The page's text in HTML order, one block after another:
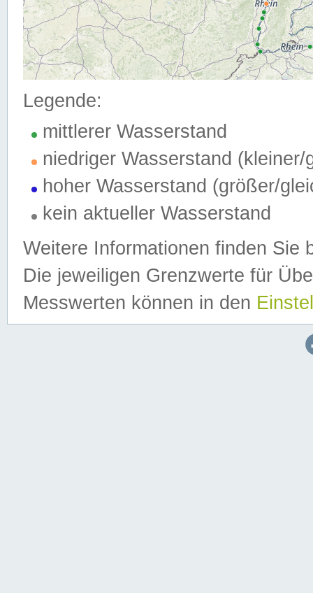
Legende:
mittlerer Wasserstand
niedriger Wasserstand (kleiner/
hoher Wasserstand (größer/
kein aktueller Wasserstand
Weitere Informationen finden Sie
Die jeweiligen Grenzwerte für
Messwerten können in den